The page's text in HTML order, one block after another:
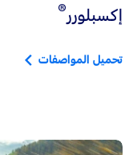
إكسبلورر®
تحميل المواصفات